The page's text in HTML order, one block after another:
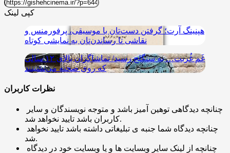
کپی لینک
هپنینگ آرت؛ گرفتن دست‌تان با موسیقی، پرفورمنس و
نقاشی تا رساندن‌تان به نمایشی کوتاه
غَم غُربت… به سنگلج رسید/ تماشاگران بالای ۱۲ سالی
که روی صحنه می‌نشینند
نظرات کاربران
کاربران باشد تایید نخواهد شد.
شد.